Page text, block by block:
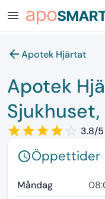
menu
arrow_backApotek Hjärtat
Apotek
Sjukhuset,
star_borderstar_borderstar_borderstar_border star_border
starstarstarstar 3.8/5
scheduleÖppettider
Måndag